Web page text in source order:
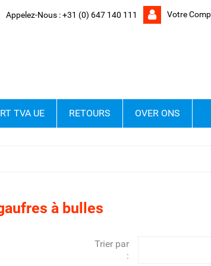
Votre
Appelez-Nous :+31 (0) 647 140 111
TVA UE RETOURS OVER ONS
à bulles
Trier par
: